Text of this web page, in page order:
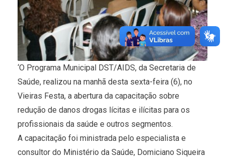
‘O Programa Municipal DST/AIDS, da Secretaria de
Saúde, realizou na manhã desta sexta-feira (6), no
Vieiras Festa, a abertura da capacitação sobre
redução de danos drogas lícitas e ilícitas para os
profissionais da saúde e outros segmentos.
A capacitação foi ministrada pelo especialista e
consultor do Ministério da Saúde, Domiciano Siqueira